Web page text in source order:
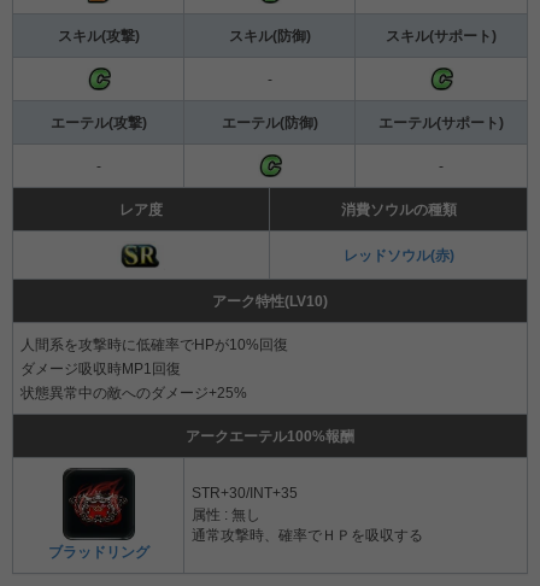
スキル(攻撃) スキル(防御) スキル(サポート)
-
エーテル(攻撃) エーテル(防御) エーテル(サポート)
- -
レア度 消費ソウルの種類
レッドソウル(赤)
アーク特性(LV10)
人間系を攻撃時に低確率でHPが10%回復
ダメージ吸収時MP1回復
状態異常中の敵へのダメージ+25%
アークエーテル100%報酬
ブラッドリング
STR+30/INT+35
属性 : 無し
通常攻撃時、確率でＨＰを吸収する